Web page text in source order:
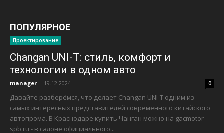
ПОПУЛЯРНОЕ
Проектирование
Changan UNI-T: стиль, комфорт и
технологии в одном авто
manager - 19.12.2024 0
Давайте разберёмся, что делает Changan UNI-T одним из
самых интересных представителей современного китайского
автопрома. В Краснодаре купить Чанган можно на gacmotor-
spb.ru - в салоне официального...